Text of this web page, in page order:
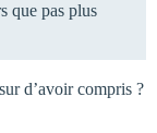
que pas plus
d’avoir compris ?